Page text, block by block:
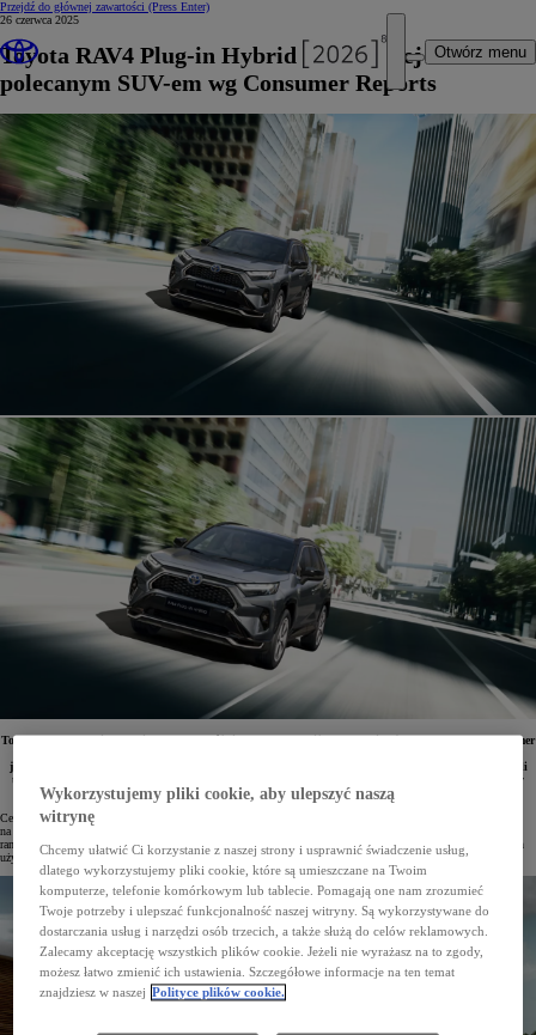
Przejdź do głównej zawartości (Press Enter)
Otwórz menu
26 czerwca 2025
Toyota RAV4 Plug-in Hybrid najbardziej
polecanym SUV-em wg Consumer Reports
Toyota RAV4 Plug-in Hybrid została wyróżniona przez prestiżową organizację konsumencką Consumer
jednocześnie tytuł lidera w kategorii ekonomicznych SUV-ów. Niezależni eksperci szczególnie docenili
ten model za znakomite osiągi, oszczędny układ napędowy typu plug-in oraz wysoki komfort jazdy
i satysfakcję z prowadzenia.
Ceniona amerykańska organizacja Consumer Reports stanowi jedno z najbardziej zaufanych źródeł informacji
na temat satysfakcji konsumentów i jakości produktów, w tym także pojazdów. Od 1936 roku jej niezależne
rankingi koncentrują się na obiektywnej ocenie kluczowych zalet i mankamentów z perspektywy codziennych
użytkowników, wspierając miliony konsumentów w podejmowaniu świadomych decyzji zakupowych.
Wykorzystujemy pliki cookie, aby ulepszyć naszą
witrynę
Chcemy ułatwić Ci korzystanie z naszej strony i usprawnić świadczenie usług,
dlatego wykorzystujemy pliki cookie, które są umieszczane na Twoim
komputerze, telefonie komórkowym lub tablecie. Pomagają one nam zrozumieć
Twoje potrzeby i ulepszać funkcjonalność naszej witryny. Są wykorzystywane do
dostarczania usług i narzędzi osób trzecich, a także służą do celów reklamowych.
Zalecamy akceptację wszystkich plików cookie. Jeżeli nie wyrażasz na to zgody,
możesz łatwo zmienić ich ustawienia. Szczegółowe informacje na ten temat
znajdziesz w naszej Polityce plików cookie.